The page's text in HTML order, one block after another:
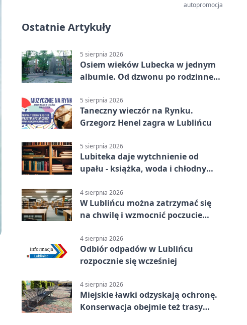
autopromocja
Ostatnie Artykuły
5 sierpnia 2026
Osiem wieków Lubecka w jednym
albumie. Od dzwonu po rodzinne
5 sierpnia 2026
Taneczny wieczór na Rynku.
Grzegorz Henel zagra w Lublińcu
5 sierpnia 2026
Lubiteka daje wytchnienie od
upału - książka, woda i chłodny
4 sierpnia 2026
W Lublińcu można zatrzymać się
na chwilę i wzmocnić poczucie
4 sierpnia 2026
Odbiór odpadów w Lublińcu
rozpocznie się wcześniej
4 sierpnia 2026
Miejskie ławki odzyskają ochronę.
Konserwacja obejmie też trasy